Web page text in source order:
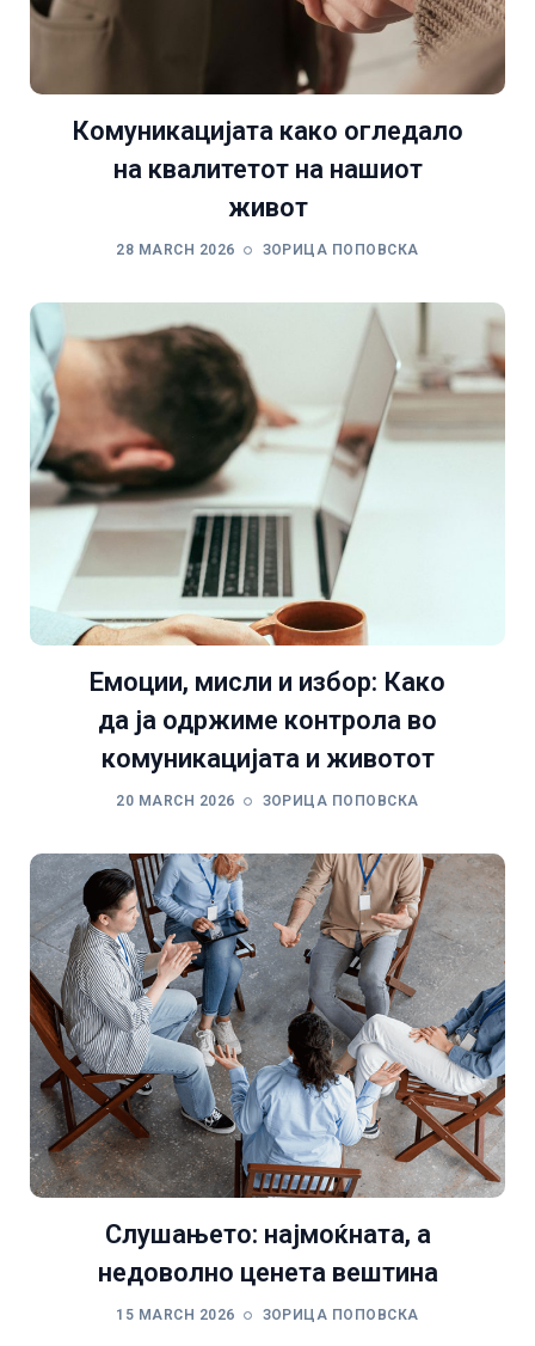
Комуникацијата како огледало
на квалитетот на нашиот
живот
28 MARCH 2026 ЗОРИЦА ПОПОВСКА
Емоции, мисли и избор: Како
да ја одржиме контрола во
комуникацијата и животот
20 MARCH 2026 ЗОРИЦА ПОПОВСКА
Слушањето: најмоќната, а
недоволно ценета вештина
15 MARCH 2026 ЗОРИЦА ПОПОВСКА